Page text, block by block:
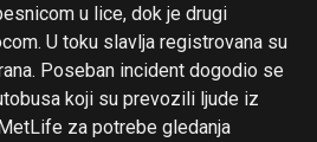
u lice, dok je drugi
U toku slavlja registrovana su
Poseban incident dogodio se
koji su prevozili ljude iz
za potrebe gledanja